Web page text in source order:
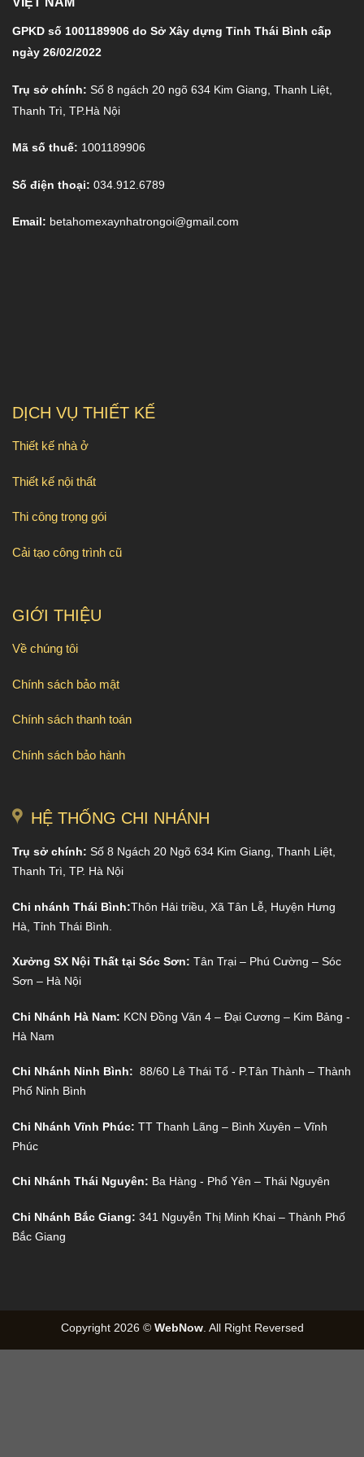
GPKD số 1001189906 do Sở Xây dựng Tỉnh Thái Bình cấp
ngày 26/02/2022
Trụ sở chính: Số 8 ngách 20 ngõ 634 Kim Giang, Thanh Liệt,
Thanh Trì, TP.Hà Nội
Mã số thuế: 1001189906
Số điện thoại: 034.912.6789
Email: betahomexaynhatrongoi@gmail.com
DỊCH VỤ THIẾT KẾ
Thiết kế nhà ở
Thiết kế nội thất
Thi công trọng gói
Cải tạo công trình cũ
GIỚI THIỆU
Về chúng tôi
Chính sách bảo mật
Chính sách thanh toán
Chính sách bảo hành
HỆ THỐNG CHI NHÁNH
Trụ sở chính: Số 8 Ngách 20 Ngõ 634 Kim Giang, Thanh Liệt,
Thanh Trì, TP. Hà Nội
Chi nhánh Thái Bình:Thôn Hải triều, Xã Tân Lễ, Huyện Hưng
Hà, Tỉnh Thái Bình.
Xưởng SX Nội Thất tại Sóc Sơn: Tân Trại – Phú Cường – Sóc
Sơn – Hà Nội
Chi Nhánh Hà Nam: KCN Đồng Văn 4 – Đại Cương – Kim Bảng -
Hà Nam
Chi Nhánh Ninh Bình: 88/60 Lê Thái Tổ - P.Tân Thành – Thành
Phố Ninh Bình
Chi Nhánh Vĩnh Phúc: TT Thanh Lãng – Bình Xuyên – Vĩnh
Phúc
Chi Nhánh Thái Nguyên: Ba Hàng - Phổ Yên – Thái Nguyên
Chi Nhánh Bắc Giang: 341 Nguyễn Thị Minh Khai – Thành Phố
Bắc Giang
Copyright 2026 © WebNow. All Right Reversed